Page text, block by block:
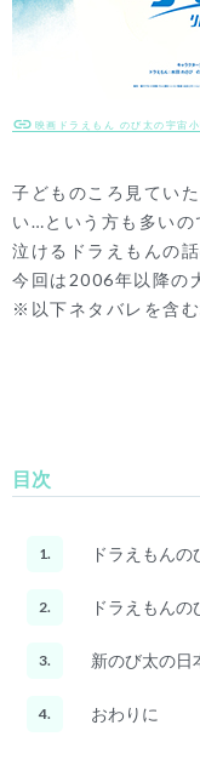
映画ドラえもん のび太の宇
子どものころ見てい
い…という方も多いの
泣けるドラえもんの話
今回は2006年以降の
※以下ネタバレを含
目次
1. ドラえもん
2. ドラえもん
3. 新のび太の日
4. おわりに